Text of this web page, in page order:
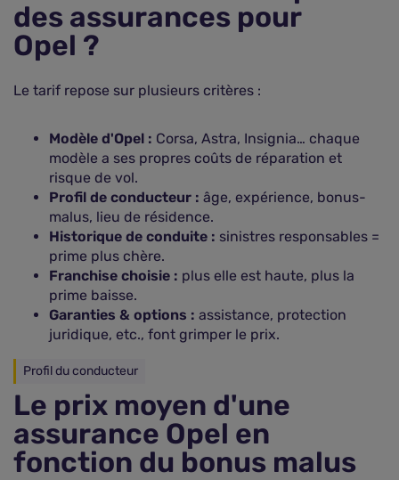
des assurances pour
Opel ?
Le tarif repose sur plusieurs critères :
Modèle d'Opel : Corsa, Astra, Insignia… chaque
modèle a ses propres coûts de réparation et
risque de vol.
Profil de conducteur : âge, expérience, bonus-
malus, lieu de résidence.
Historique de conduite : sinistres responsables =
prime plus chère.
Franchise choisie : plus elle est haute, plus la
prime baisse.
Garanties & options : assistance, protection
juridique, etc., font grimper le prix.
Profil du conducteur
Le prix moyen d'une
assurance Opel en
fonction du bonus malus